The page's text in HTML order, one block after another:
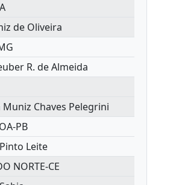
de Oliveira
R. de Almeida
Muniz Chaves Pelegrini
PB
Leite
NORTE-CE